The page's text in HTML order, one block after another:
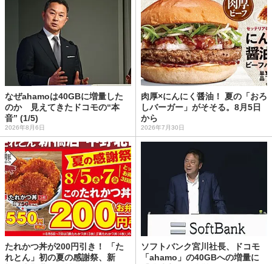
なぜahamoは40GBに増量した
のか 見えてきたドコモの“本
音” (1/5)
2026年8月6日
肉厚×にんにく醤油！ 夏の「おろ
しバーガー」がそそる。8月5日
から
2026年7月30日
たれかつ丼が200円引き！ 「た
れとん」初の夏の感謝祭、新
ソフトバンク宮川社長、ドコモ
「ahamo」の40GBへの増量に